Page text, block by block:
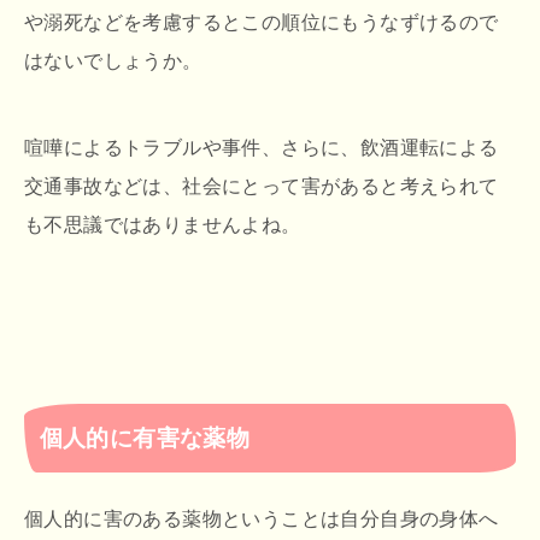
や溺死などを考慮するとこの順位にもうなずけるので
はないでしょうか。
喧嘩によるトラブルや事件、さらに、飲酒運転による
交通事故などは、社会にとって害があると考えられて
も不思議ではありませんよね。
個人的に有害な薬物
個人的に害のある薬物ということは自分自身の身体へ